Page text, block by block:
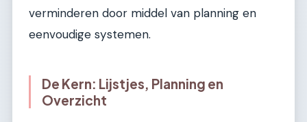
verminderen door middel van planning en
eenvoudige systemen.
De Kern: Lijstjes, Planning en
Overzicht